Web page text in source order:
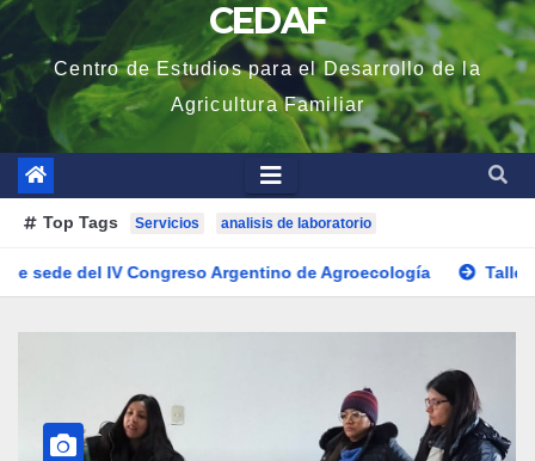
CEDAF
Centro de Estudios para el Desarrollo de la
Agricultura Familiar
Top Tags Servicios analisis de laboratorio
Argentino de Agroecología Taller sobre Multiplicación